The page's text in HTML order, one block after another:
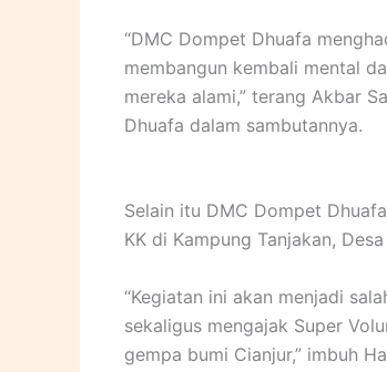
“DMC Dompet Dhuafa
membangun kembali mental
mereka alami,” terang Akbar
Dhuafa dalam sambutannya.
Selain itu DMC Dompet
KK di Kampung Tanjakan,
“Kegiatan ini akan menjadi
sekaligus mengajak Super
gempa bumi Cianjur,” imbuh